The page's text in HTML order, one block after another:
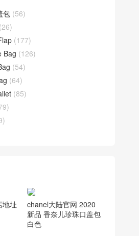
包 (56)
(26)
(177)
Bag (126)
(54)
(64)
(85)
地址
chanel大陆官网 2020
新品 香奈儿珍珠口盖包
白色